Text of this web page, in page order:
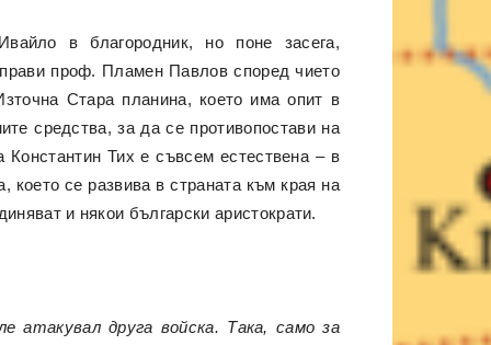
в благородник, но поне засега,
проф. Пламен Павлов според чието
Стара планина, което има опит в
средства, за да се противопостави на
Тих е съвсем естествена – в
което се развива в страната към края на
и някои български аристократи.
атакувал друга войска. Така, само за